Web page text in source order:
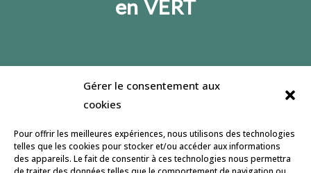
Gérer le consentement aux
cookies
Pour offrir les meilleures expériences, nous utilisons des technologies
telles que les cookies pour stocker et/ou accéder aux informations
des appareils. Le fait de consentir à ces technologies nous permettra
en VERT
Jeulin lance un site dédié à l’affouragement en
vert, son but : informer et accompagner le
nous pour partager et échanger sur notrepage
facebook.